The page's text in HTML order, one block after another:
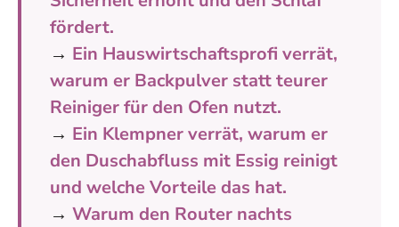
fördert.
→ Ein Hauswirtschaftsprofi verrät,
warum er Backpulver statt teurer
Reiniger für den Ofen nutzt.
→ Ein Klempner verrät, warum er
den Duschabfluss mit Essig reinigt
und welche Vorteile das hat.
→ Warum den Router nachts